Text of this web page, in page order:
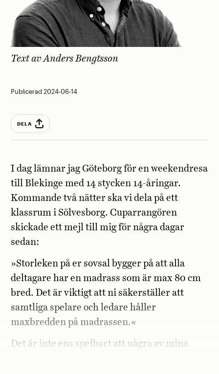
Text avAnders Bengtsson
Publicerad 2024-06-14
DELA
I dag lämnar jag Göteborg för en weekendresa
till Blekinge med 14 stycken 14-åringar.
Kommande två nätter ska vi dela på ett
klassrum i Sölvesborg. Cuparrangören
skickade ett mejl till mig för några dagar
sedan:
»Storleken på er sovsal bygger på att alla
deltagare har en madrass som är max 80 cm
bred. Det är viktigt att ni säkerställer att
samtliga spelare och ledare håller
maxbredden på madrassen.«
Det är inte ens spelbart att några av mina